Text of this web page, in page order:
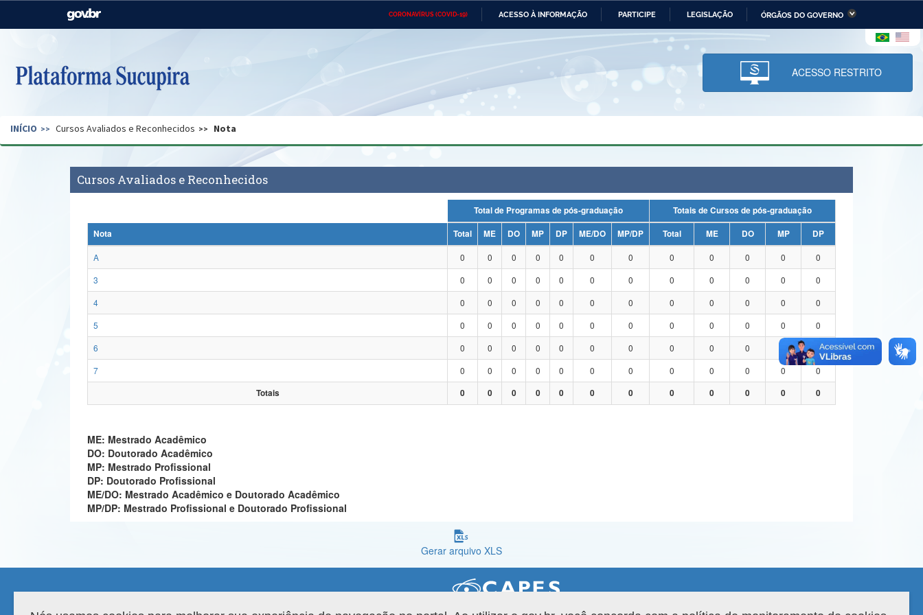
CORONAVÍRUS (COVID-19) ACESSO À INFORMAÇÃO PARTICIPE LEGISLAÇÃO ÓRGÃOS DO GOVERNO
Casa Civil Ministério das Relações Ministério da Economia Ministério da Infraestrutura
Pecuária e Abastecimento
Ministério da Ciência,
Tecnologia, Inovações e
Comunicações
Ministério do Desenvolvimento
Regional e dos Direitos Humanos
Secretaria de Governo Gabinete de Segurança Advocacia-Geral da União Banco Central do Brasil Planalto
ACESSO RESTRITO
INÍCIO Cursos Avaliados e Reconhecidos Nota
Cursos Avaliados e Reconhecidos
Total de Programas de pós-graduação
Totais de Cursos de pós-graduação
Nota
Total ME DO MP DP ME/DO MP/DP Total ME DO MP
DP
A
0 0 0 0 0 0 0 0 0 0 0
0
3
0 0 0 0 0 0 0 0 0 0 0
0
4
0 0 0 0 0 0 0 0 0 0 0
0
5
0 0 0 0 0 0 0 0 0 0 0
0
6
0 0 0 0 0 0 0 0 0 0
0
7
0 0 0 0 0 0 0 0 0 0 0
0
Totais
0 0 0 0 0 0 0 0 0 0 0 0
ME: Mestrado Acadêmico
DO: Doutorado Acadêmico
MP: Mestrado Profissional
DP: Doutorado Profissional
ME/DO: Mestrado Acadêmico e Doutorado Acadêmico
MP/DP: Mestrado Profissional e Doutorado Profissional
Gerar arquivo XLS